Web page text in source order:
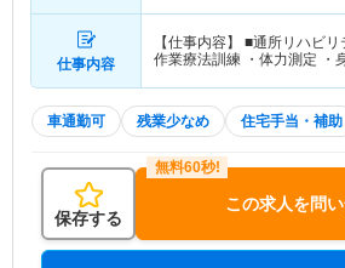
仕事内容
【仕事内容】 ■通所リハビ
作業療法訓練 ・体力測定 ・
車通勤可 残業少なめ 住宅手当・補助
保存する
この求人を問